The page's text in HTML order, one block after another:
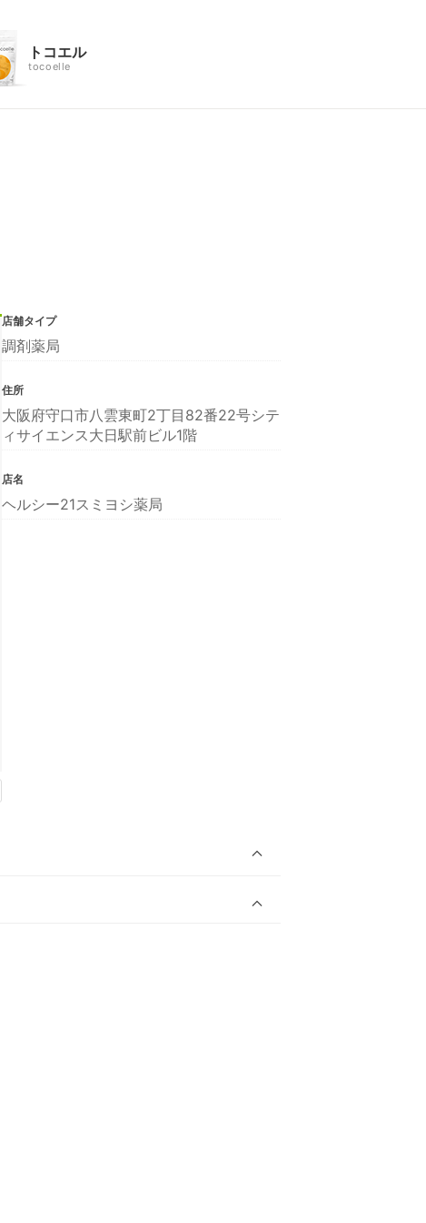
トコエル
tocoelle
店舗タイプ
調剤薬局
住所
大阪府守口市八雲東町2丁目82番22号シテ
ィサイエンス大日駅前ビル1階
店名
ヘルシー21スミヨシ薬局